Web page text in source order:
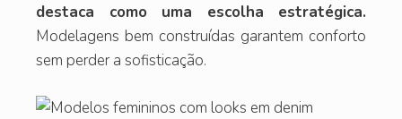
destaca como uma escolha estratégica.
Modelagens bem construídas garantem conforto
sem perder a sofisticação.